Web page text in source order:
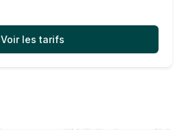
Voir les tarifs